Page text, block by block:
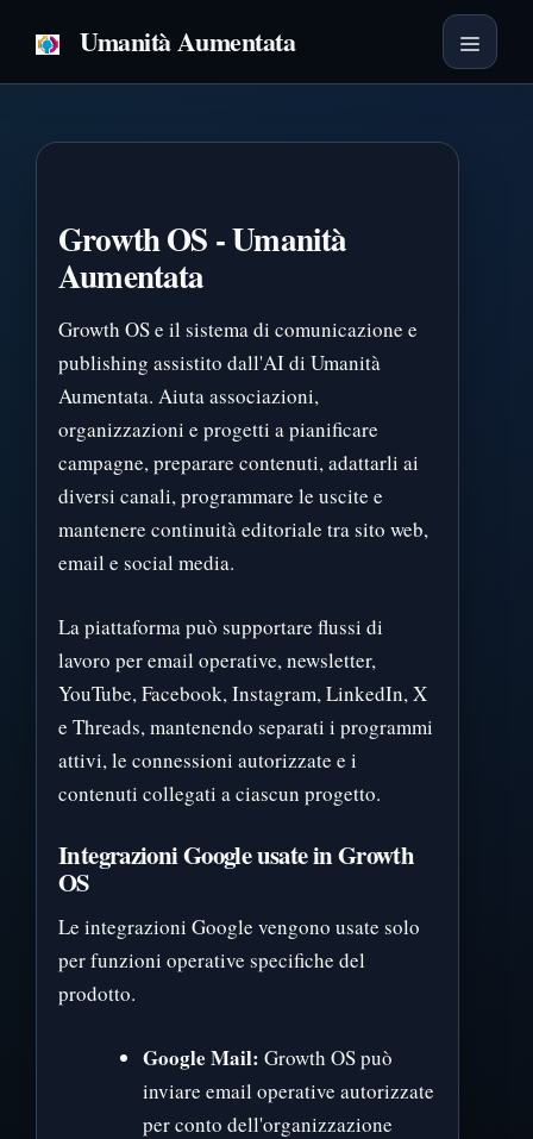
contenuto
Umanità Aumentata
Menu
Growth OS - Umanità
Aumentata
Growth OS e il sistema di comunicazione e
publishing assistito dall'AI di Umanità
Aumentata. Aiuta associazioni,
organizzazioni e progetti a pianificare
campagne, preparare contenuti, adattarli ai
diversi canali, programmare le uscite e
mantenere continuità editoriale tra sito web,
email e social media.
La piattaforma può supportare flussi di
lavoro per email operative, newsletter,
YouTube, Facebook, Instagram, LinkedIn, X
e Threads, mantenendo separati i programmi
attivi, le connessioni autorizzate e i
contenuti collegati a ciascun progetto.
Integrazioni Google usate in Growth
OS
Le integrazioni Google vengono usate solo
per funzioni operative specifiche del
prodotto.
Google Mail: Growth OS può
inviare email operative autorizzate
per conto dell'organizzazione